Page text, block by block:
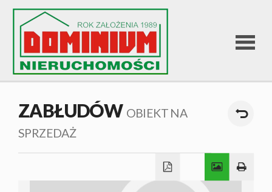
STRONA
OFERTA
ZABŁUDÓW OBIEKT NA
SPRZEDAŻ